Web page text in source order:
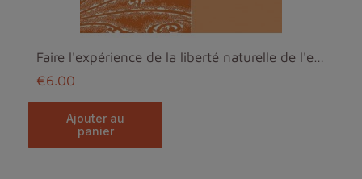
Faire l'expérience de la liberté naturelle de l'es...
€6.00
ajouter au
panier